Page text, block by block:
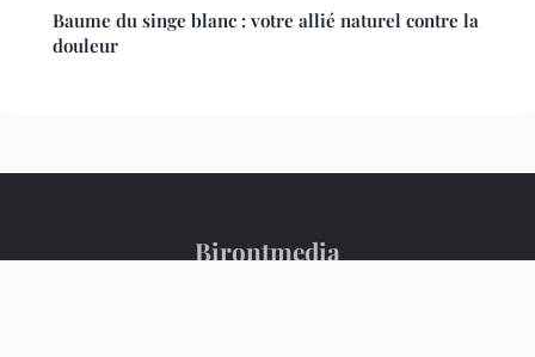
Baume du singe blanc : votre allié naturel contre la
douleur
Birontmedia